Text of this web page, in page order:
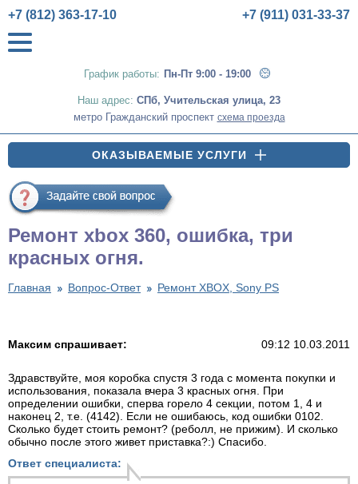
График работы: Пн-Пт 9:00 - 19:00
+7 (812) 363-17-10 +7 (911) 031-33-37
Наш адрес: СПб, Учительская улица, 23
метро Гражданский проспект схема проезда
ОКАЗЫВАЕМЫЕ УСЛУГИ
Ремонт xbox 360, ошибка, три
красных огня.
Главная Вопрос-Ответ Ремонт XBOX, Sony PS
Максим спрашивает: 09:12 10.03.2011
Здравствуйте, моя коробка спустя 3 года с момента покупки и
использования, показала вчера 3 красных огня. При
определении ошибки, сперва горело 4 секции, потом 1, 4 и
наконец 2, т.е. (4142). Если не ошибаюсь, код ошибки 0102.
Сколько будет стоить ремонт? (реболл, не прижим). И сколько
обычно после этого живет приставка?:) Спасибо.
Ответ специалиста: